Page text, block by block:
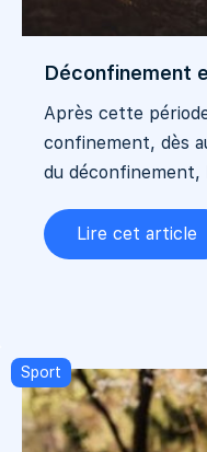
Déconfinement
Après cette
confinement, dès
du déconfinement,
Lire cet article
Sport